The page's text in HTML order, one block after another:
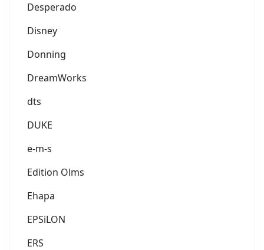
Desperado
Disney
Donning
DreamWorks
dts
DUKE
e-m-s
Edition Olms
Ehapa
EPSiLON
ERS